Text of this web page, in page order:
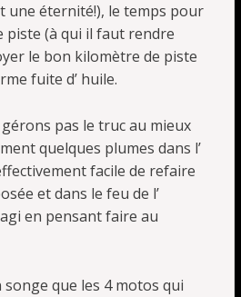
une éternité!), le temps pour
piste (à qui il faut rendre
le bon kilomètre de piste
fuite d’ huile.
pas le truc au mieux
quelques plumes dans l’
facile de refaire
et dans le feu de l’
en pensant faire au
songe que les 4 motos qui